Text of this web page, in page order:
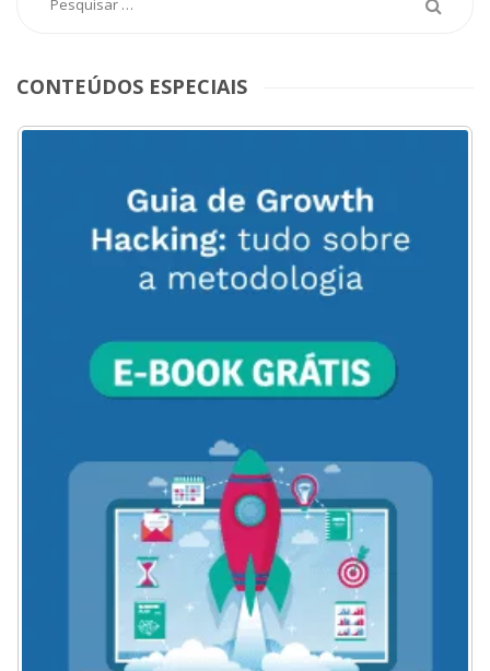
CONTEÚDOS ESPECIAIS